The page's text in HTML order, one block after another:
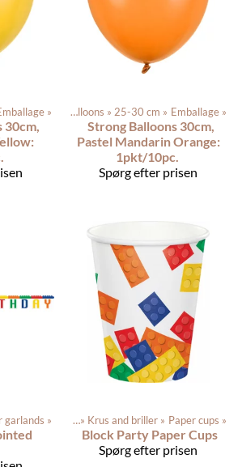
‪»
‪» Latex balloons ‪» 25-30 cm ‪» Emballage ‪»
Strong Balloons 30cm,
Pastel Mandarin Orange:
1pkt/10pc.
Spørg efter prisen
garlands ‪»
‪» Festartikler ‪» Krus and briller ‪» Paper cups ‪»
Block Party Paper Cups
Spørg efter prisen